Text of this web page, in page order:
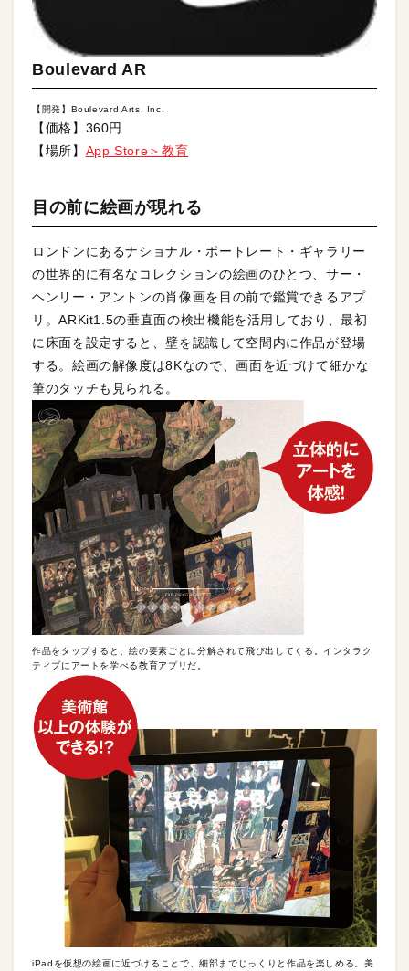
Boulevard AR
【開発】Boulevard Arts, Inc.
【価格】360円
【場所】 App Store＞教育
目の前に絵画が現れる
ロンドンにあるナショナル・ポートレート・ギャラリー
の世界的に有名なコレクションの絵画のひとつ、サー・
ヘンリー・アントンの肖像画を目の前で鑑賞できるアプ
リ。ARKit1.5の垂直面の検出機能を活用しており、最初
に床面を設定すると、壁を認識して空間内に作品が登場
する。絵画の解像度は8Kなので、画面を近づけて細かな
筆のタッチも見られる。
作品をタップすると、絵の要素ごとに分解されて飛び出してくる。インタラク
ティブにアートを学べる教育アプリだ。
iPadを仮想の絵画に近づけることで、細部までじっくりと作品を楽しめる。美